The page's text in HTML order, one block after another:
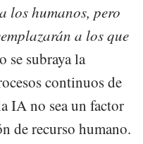
los humanos, pero
a los que
se subraya la
continuos de
IA no sea un factor
de recurso humano.